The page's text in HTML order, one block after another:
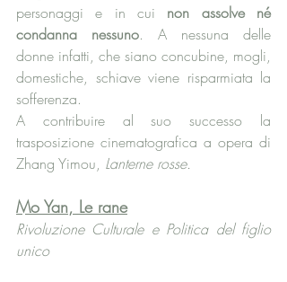
personaggi e in cui non assolve né
condanna nessuno. A nessuna delle
donne infatti, che siano concubine, mogli,
domestiche, schiave viene risparmiata la
sofferenza.
A contribuire al suo successo la
trasposizione cinematografica a opera di
Zhang Yimou, Lanterne rosse.
Mo Yan, Le rane
Rivoluzione Culturale e Politica del figlio
unico